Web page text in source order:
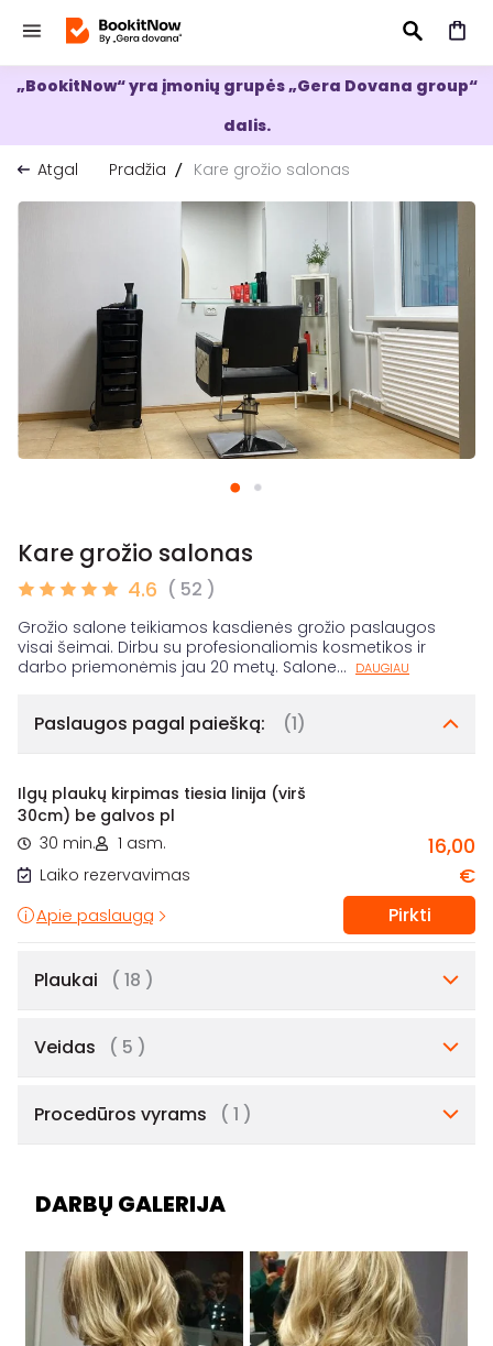
IEŠKOTI
„BookitNow“ yra įmonių grupės „Gera Dovana group“
dalis.
Atgal
Pradžia Kare grožio salonas
Kare grožio salonas
4.6 ( 52 )
Grožio salone teikiamos kasdienės grožio paslaugos
visai šeimai. Dirbu su profesionaliomis kosmetikos ir
darbo priemonėmis jau 20 metų. Salone... DAUGIAU
Paslaugos pagal paiešką: (1)
Ilgų plaukų kirpimas tiesia linija (virš
30cm) be galvos pl
30 min.
1 asm.
Laiko rezervavimas
16,00
€
Apie paslaugą Pirkti
Plaukai ( 18 )
Veidas ( 5 )
Procedūros vyrams ( 1 )
DARBŲ GALERIJA